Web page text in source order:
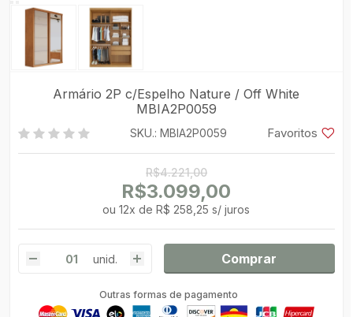
Armário 2P c/Espelho Nature / Off White
MBIA2P0059
SKU.: MBIA2P0059 Favoritos
R$4.221,00
R$3.099,00
ou12x deR$ 258,25 s/ juros
unid. Comprar
Outras formas de pagamento